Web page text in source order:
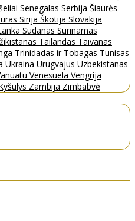
Senegalas Serbija Šiaurės
Sirija Škotija Slovakija
Sudanas Surinamas
Tailandas Taivanas
Trinidadas ir Tobagas Tunisas
Ukraina Urugvajus Uzbekistanas
Venesuela Vengrija
Zambija Zimbabvė